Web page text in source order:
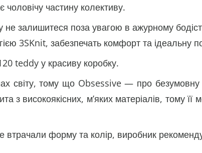
частину колективу.
не залишитеся поза увагою в ажурному
3SKnit, забезпечать комфорт та ідеальну
teddy у красиву коробку.
світу, тому що Obsessive — про безумовну
з високоякісних, м’яких матеріалів, тому
втрачали форму та колір, виробник